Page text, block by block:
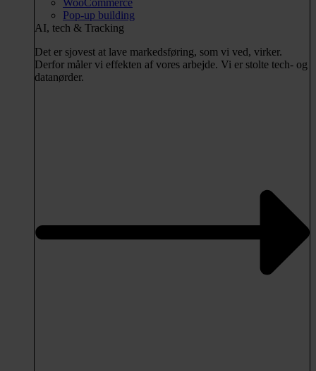
Pop-up building
AI, tech & Tracking
Det er sjovest at lave markedsføring, som vi ved, virker.
Derfor måler vi effekten af vores arbejde. Vi er stolte tech- og
datanørder.